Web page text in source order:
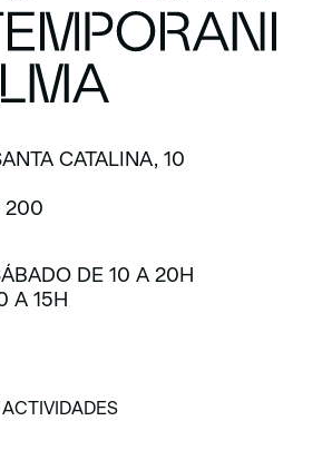
CATALINA, 10
200
DE 10 A 20H
A 15H